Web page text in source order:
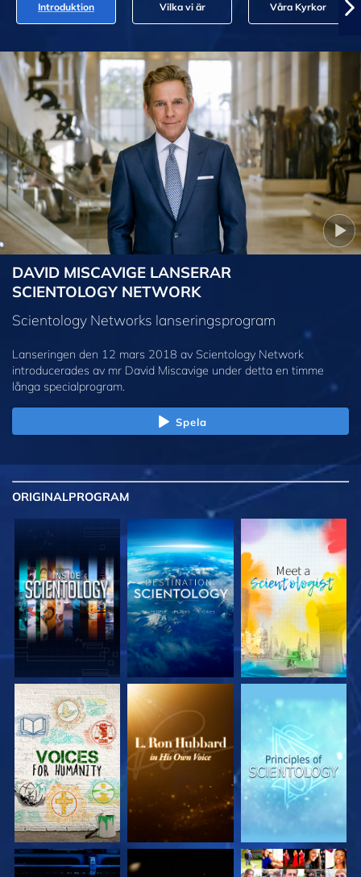
Introduktion Vilka vi är Våra Kyrkor
DAVID MISCAVIGE LANSERAR
SCIENTOLOGY NETWORK
Scientology Networks lanseringsprogram
Lanseringen den 12 mars 2018 av Scientology Network
introducerades av mr David Miscavige under detta en timme
långa specialprogram.
Spela
ORIGINALPROGRAM
UTFORSKA
SERIEN
UTFORSKA
SERIEN
UTFORSKA
SERIEN